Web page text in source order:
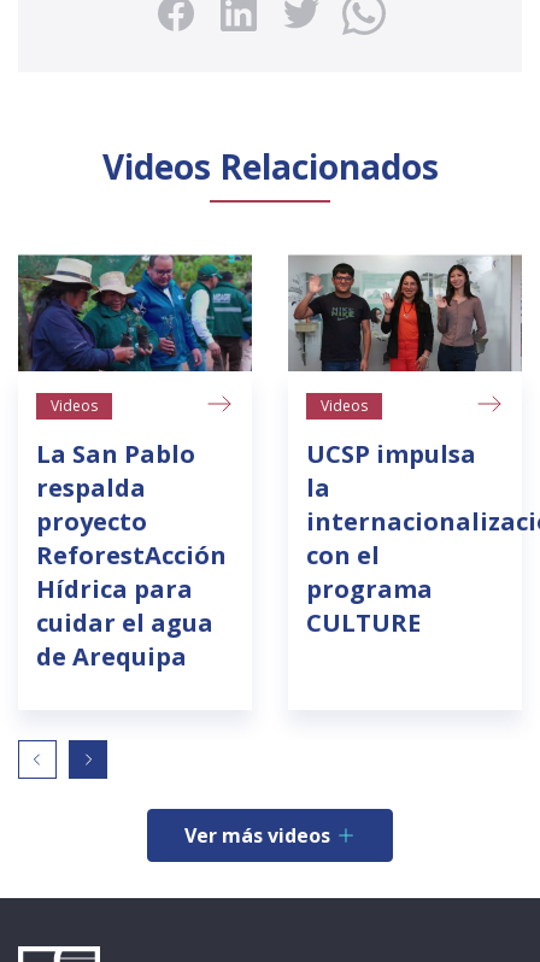
Videos Relacionados
Videos
La San Pablo
respalda
proyecto
ReforestAcción
Hídrica para
cuidar el agua
de Arequipa
Videos
UCSP impulsa
la
con el
programa
CULTURE
Ver más videos